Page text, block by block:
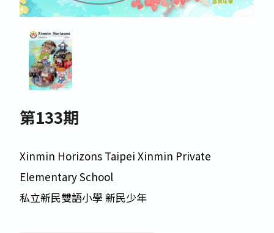
第133期
Xinmin Horizons Taipei Xinmin Private
Elementary School
私立新民雙語小學 新民少年